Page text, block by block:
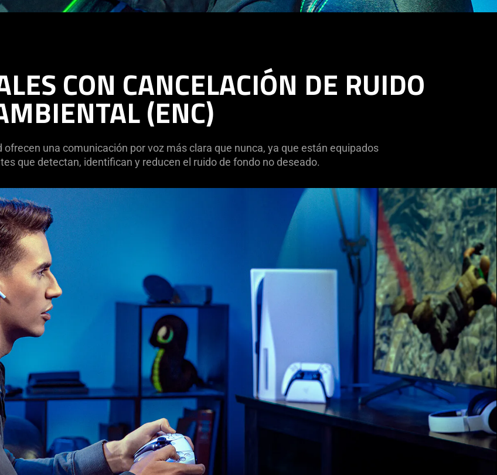
CON CANCELACIÓN DE RUIDO
(ENC)
una comunicación por voz más clara que nunca, ya que están equipados
que detectan, identifican y reducen el ruido de fondo no deseado.